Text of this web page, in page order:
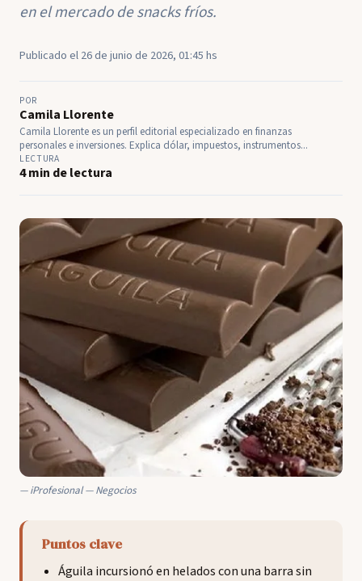
en el mercado de snacks fríos.
Publicado el 26 de junio de 2026, 01:45 hs
POR
Camila Llorente
Camila Llorente es un perfil editorial especializado en finanzas
personales e inversiones. Explica dólar, impuestos, instrumentos...
LECTURA
4 min de lectura
iProfesional — Negocios
Puntos clave
Águila incursionó en helados con una barra sin